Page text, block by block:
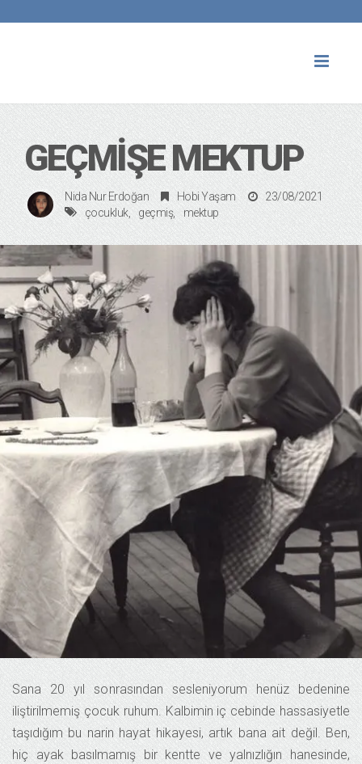
GEÇMİŞE MEKTUP
Nida Nur Erdoğan Hobi Yaşam
23/08/2021
çocukluk
geçmiş mektup
Sana 20 yıl sonrasından sesleniyorum henüz bedenine
iliştirilmemiş çocuk ruhum. Kalbimin iç cebinde hassasiyetle
taşıdığım bu narin hayat hikayesi, artık bana ait değil. Ben,
hiç ayak basılmamış bir kentte ve yalnızlığın hanesinde,